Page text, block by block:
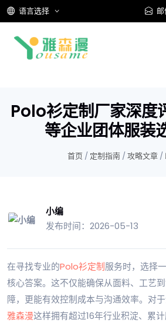
语言选择
Polo衫定制厂家深度
等企业团体服装
首页 / 定制指南 / 攻略文章 /
小编
发布时间：2026-05-13
在寻找专业的Polo衫定制服务时，选择
核心答案。这不仅能确保从面料、工艺
障，更能有效控制成本与沟通效率。对
雅森漫这样拥有超过16年行业积淀、累